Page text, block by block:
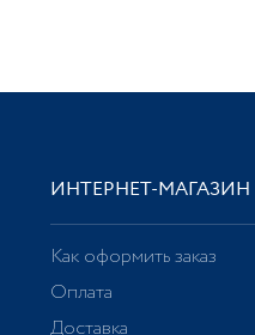
ИНТЕРНЕТ-МАГАЗИН
Как оформить заказ
Оплата
Доставка